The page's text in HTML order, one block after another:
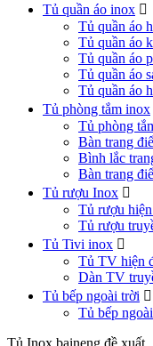
Tủ quần áo inox 
Tủ quần áo
Tủ quần áo
Tủ quần áo
Tủ quần áo
Tủ quần áo
Tủ phòng tắm inox
Tủ phòng
Bàn trang
Bình lắc
Bàn trang
Tủ rượu Inox 
Tủ rượu
Tủ rượu
Tủ Tivi inox 
Tủ TV hiện
Dàn TV
Tủ bếp ngoài trời 
Tủ bếp
Tủ Inox baineng đề xuất